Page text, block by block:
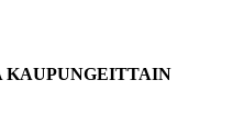
KAUPUNGEITTAIN